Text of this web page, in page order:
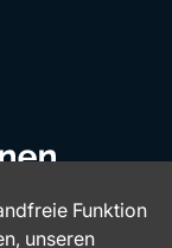
Funktion
unseren